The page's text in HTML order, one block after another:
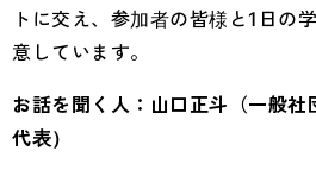
トに交え、参加者の皆様と1日の
意しています。
お話を聞く人：山口正斗（一般社
代表）